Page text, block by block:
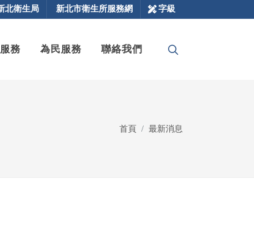
北衛生局 新北市衛生所服務網 字級
務 為民服務 聯絡我們
首頁 最新消息